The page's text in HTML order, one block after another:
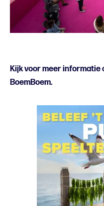
Kijk voor meer informatie
BoemBoem.